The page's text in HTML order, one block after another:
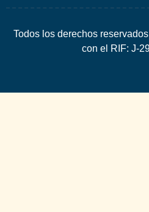
Todos los derechos
con el RIF: J-